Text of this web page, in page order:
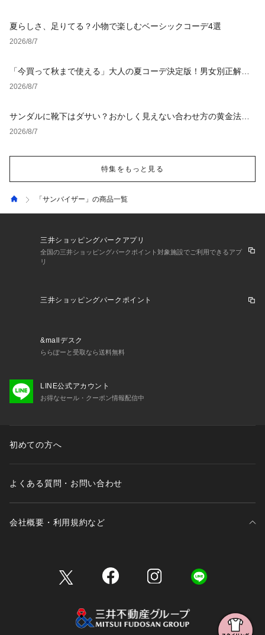
夏らしさ、足りてる？小物で楽しむベーシックコーデ4選
2026/8/7
「今買って秋まで使える」大人の夏コーデ決定版！男女別正解ス
タイルとNGな着こなし
2026/8/7
サンダルに靴下はダサい？おかしく見えない合わせ方の黄金法則
と男女別おすすめコーデ
2026/8/7
特集をもっと見る
「サンバイザー」の商品一覧
三井ショッピングパークアプリ
全国の三井ショッピングパークポイント対象施設でご利用できるアプ
リ
三井ショッピングパークポイント
&mallデスク
ららぽーと受取なら送料無料
LINE公式アカウント
お得なセール・クーポン情報配信中
初めての方へ
よくある質問・お問い合わせ
会社概要・利用規約など